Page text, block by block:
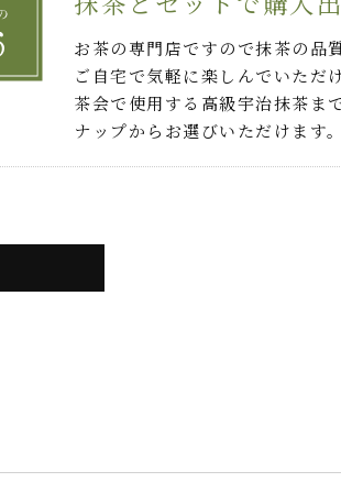
お茶の専門店ですので抹茶の品
ご自宅で気軽に楽しんでいただ
茶会で使用する高級宇治抹茶ま
ナップからお選びいただけます。